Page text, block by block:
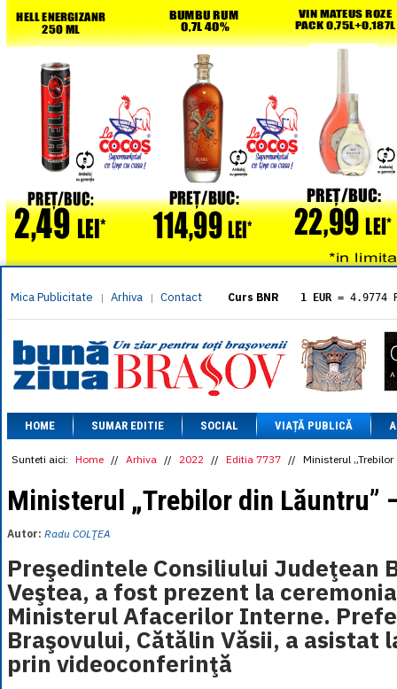
Mica Publicitate | Arhiva | Contact Curs BNR 1 EUR = 4.9774
= 5.8304
1 XAU= 464.4611
1 AED= 1.1933
1 AUD= 2.7957
1 BGN= 2.5449
1 CAD= 3.1559
1 CHF= 5.2813
1 CNY= 0.6015
1 DKK
= 0.6668
1 EGP
= 0.0860
1 KRW= 0.3047
= 0.2538
1 MXN= 0.2227
1 NOK
= 0.4191
1 NZD= 2.6097
1 PLN= 1.1646
HOME SUMAR EDITIE SOCIAL VIAȚĂ PUBLICĂ
Sunteti aici: Home // Arhiva // 2022 // Editia 7737 // Ministerul
Ministerul „Trebilor din Lăuntru”
Autor: Radu COLŢEA
Preşedintele Consiliului Judeţean
Veştea, a fost prezent la
Ministerul Afacerilor Interne.
Braşovului, Cătălin Văsii, a asistat
prin videoconferinţă